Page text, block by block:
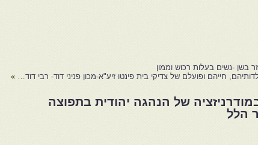
בשן -נשים בעלות רכוש וממון
חייהם ופועלם של צדיקי בית פינטו זיע"א-מכון פניני דוד- רבי דוד… »
של הנהגה יהודית בתפוצה
הלל